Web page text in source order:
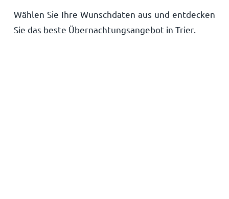
Wählen Sie Ihre Wunschdaten aus und entdecken
Sie das beste Übernachtungsangebot in Trier.